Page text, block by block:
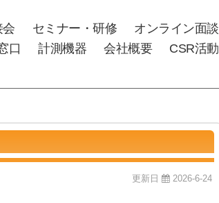
会 セミナー・研修
オンライン面談
口
計測機器 会社概要 CSR活動
更新日 2026-6-24